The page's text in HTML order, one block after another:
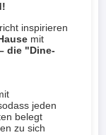
inspirieren
mit
die "Dine-
jeden
belegt
zu sich